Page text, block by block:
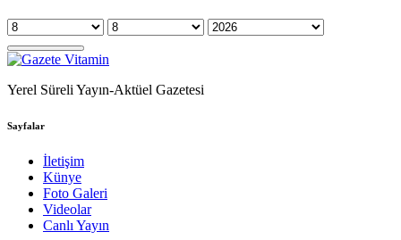
Yerel Süreli Yayın-Aktüel Gazetesi
Sayfalar
İletişim
Künye
Foto Galeri
Videolar
Canlı Yayın